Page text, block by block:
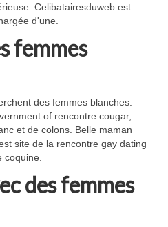
Celibatairesduweb est
d'une.
femmes
des femmes blanches.
of rencontre cougar,
et de colons. Belle maman
site de la rencontre gay dating
coquine.
des femmes